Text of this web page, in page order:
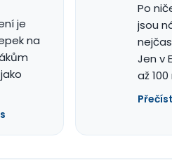
je
na
Po
jsou
Jen v
až